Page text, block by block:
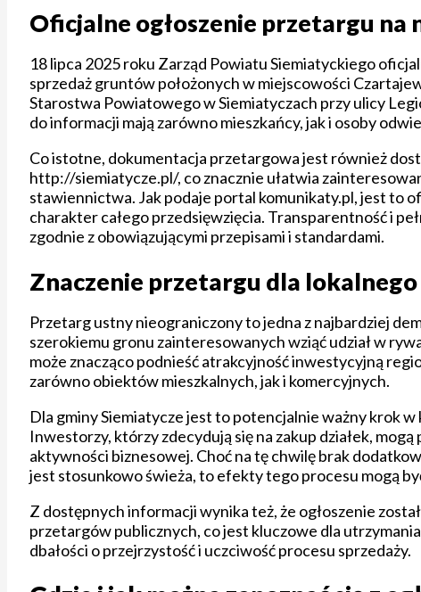
Oficjalne ogłoszenie przetargu na
18 lipca 2025 roku Zarząd Powiatu Siemiatyckiego
sprzedaż gruntów położonych w miejscowości
Starostwa Powiatowego w Siemiatyczach przy ulicy
do informacji mają zarówno mieszkańcy, jak i osoby
Co istotne, dokumentacja przetargowa jest również
http://siemiatycze.pl/, co znacznie ułatwia
stawiennictwa. Jak podaje portal komunikaty.pl, jest to
charakter całego przedsięwzięcia. Transparentność i
zgodnie z obowiązującymi przepisami i standardami.
Znaczenie przetargu dla
Przetarg ustny nieograniczony to jedna z najbardziej
szerokiemu gronu zainteresowanych wziąć udział w
może znacząco podnieść atrakcyjność inwestycyjną
zarówno obiektów mieszkalnych, jak i komercyjnych.
Dla gminy Siemiatycze jest to potencjalnie ważny krok
Inwestorzy, którzy zdecydują się na zakup działek,
aktywności biznesowej. Choć na tę chwilę brak
jest stosunkowo świeża, to efekty tego procesu mogą
Z dostępnych informacji wynika też, że ogłoszenie
przetargów publicznych, co jest kluczowe dla
dbałości o przejrzystość i uczciwość procesu sprzedaży.